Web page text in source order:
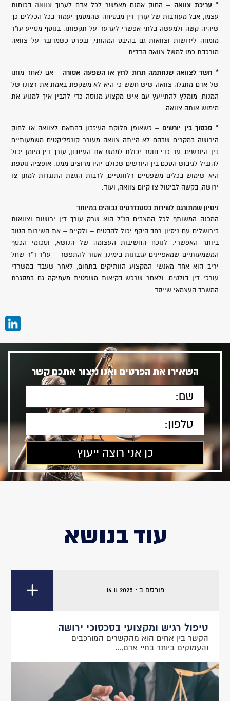
* עריכת צוואה – החוק אמנם מאפשר לכל אדם לערוך צוואה בכוחות
עצמו, אבל מעורבות של עורך דין מבטיחה שהמסמך יעמוד בכל הכללים כך
שיהיה קשה ולמעשה בלתי אפשרי לערער על תקפותו. בנוסף מסייע עו"ד
מומחה לירושות וצוואות גם בהיבט המהותי, ובפרט כשמדובר על צוואה
מורכבת כמו למשל צוואה הדדית.
* חשד לצוואה שנחתמה תחת לחץ או השפעה אסורה– אם לאחר מותו
של אדם מתגלה צוואה שיש חשש כי היא לא משקפת באמת את רצונו של
המנוח, מומלץ להתייעץ עם איש מקצוע מנוסה כדי להבין איך למנוע את
מימוש אותה צוואה.
* סכסוך בין יורשים – כשאופן חלוקת העיזבון בהתאם לצוואה או לחוק
הירושה במקרים שבהם לא הייתה צוואה מעורר קונפליקטים משמעותיים
בין היורשים, עד כדי חוסר יכולת לממש את העיזבון, עורך דין מיומן יכול
להוביל לגיבוש הסכם בין היורשים שכולם יהיו מרוצים ממנו. אופציה נוספת
היא שימוש בכלים משפטיים רלוונטיים, לרבות הגשת התנגדות למתן צו
ירושה, בקשה לביטול צו קיום צוואה, ועוד.
ניסיון שמתורגם לשירות בסטנדרטים גבוהים במיוחד
המכנה המשותף לכל המצבים הנ"ל הוא שרק עורך דין ירושות וצוואות
בירושלים עם ניסיון רחב היקף יכול להבטיח – ולקיים – את השירות הטוב
ביותר האפשרי. לנוכח החשיבות העצומה של הנושא, וסכומי הכסף
המשמעותיים שמאפיינים עזבונות בימינו, אסור להתפשר – עו"ד ד"ר שחל
יריב הוא אחד מאנשי המקצוע הוותיקים בתחום, לאחר שעבד במשרדי
עורכי דין בולטים, ולאחר שרכש בקיאות משפטית מעמיקה גם במסגרת
המשרד העצמאי שייסד.
השאירו את הפרטים ואנו ניצור אתכם קשר
עוד בנושא
פורסם ב : 14.11.2025
טיפול רגיש ומקצועי בסכסוכי ירושה
הקשר בין אחים הוא מהקשרים המורכבים
והעמוקים ביותר בחיי אדם,...